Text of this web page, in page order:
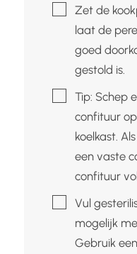
▢
Zet de
laat de
goed
gestold is.
▢
Tip: Schep
confituur
koelkast.
een vaste
confituur
▢Vul
mogelijk
Gebruik